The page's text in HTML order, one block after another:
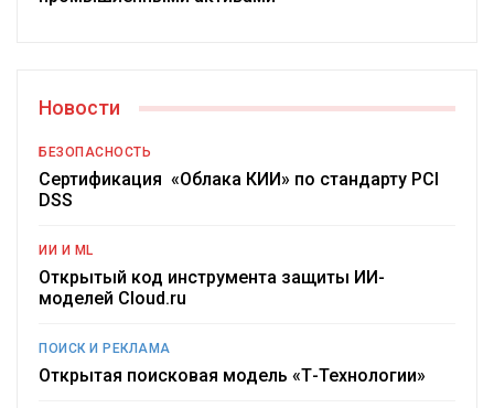
Новости
БЕЗОПАСНОСТЬ
Сертификация «Облака КИИ» по стандарту PCI
DSS
ИИ И ML
Открытый код инструмента защиты ИИ-
моделей Cloud.ru
ПОИСК И РЕКЛАМА
Открытая поисковая модель «Т-Технологии»